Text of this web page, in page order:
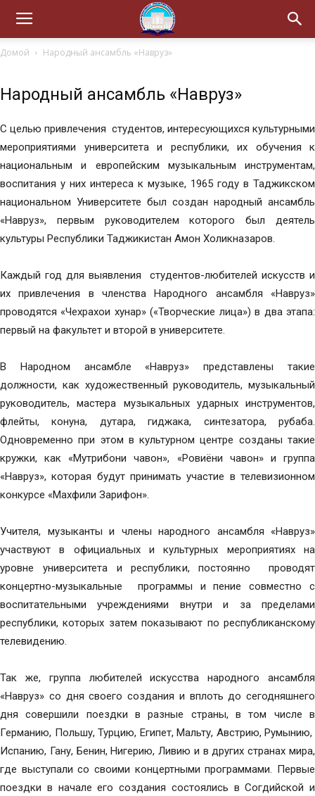
Домой Народный ансамбль «Навруз»
Народный ансамбль «Навруз»
С целью привлечения студентов, интересующихся культурными
мероприятиями университета и республики, их обучения к
национальным и европейским музыкальным инструментам,
воспитания у них интереса к музыке, 1965 году в Таджикском
национальном Университете был создан народный ансамбль
«Навруз», первым руководителем которого был деятель
культуры Республики Таджикистан Амон Холикназаров.
Каждый год для выявления студентов-любителей искусств и
их привлечения в членства Народного ансамбля «Навруз»
проводятся «Чехрахои хунар» («Творческие лица») в два этапа:
первый на факультет и второй в университете.
В Народном ансамбле «Навруз» представлены такие
должности, как художественный руководитель, музыкальный
руководитель, мастера музыкальных ударных инструментов,
флейты, конуна, дутара, гиджака, синтезатора, рубаба.
Одновременно при этом в культурном центре созданы такие
кружки, как «Мутрибони чавон», «Ровиёни чавон» и группа
«Навруз», которая будут принимать участие в телевизионном
конкурсе «Махфили Зарифон».
Учителя, музыканты и члены народного ансамбля «Навруз»
участвуют в официальных и культурных мероприятиях на
уровне университета и республики, постоянно проводят
концертно-музыкальные программы и пение совместно с
воспитательными учреждениями внутри и за пределами
республики, которых затем показывают по республиканскому
телевидению.
Так же, группа любителей искусства народного ансамбля
«Навруз» со дня своего создания и вплоть до сегодняшнего
дня совершили поездки в разные страны, в том числе в
Германию, Польшу, Турцию, Египет, Мальту, Австрию, Румынию,
Испанию, Гану, Бенин, Нигерию, Ливию и в других странах мира,
где выступали со своими концертными программами. Первые
поездки в начале его создания состоялись в Согдийской и